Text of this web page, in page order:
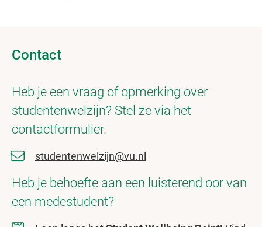
Contact
Heb je een vraag of opmerking over
studentenwelzijn? Stel ze via het
contactformulier.
studentenwelzijn@vu.nl
Heb je behoefte aan een luisterend oor van
een medestudent?